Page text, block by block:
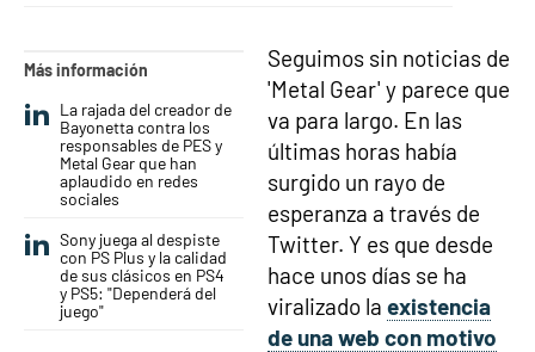
Más información
La rajada del creador de
Bayonetta contra los
responsables de PES y
Metal Gear que han
aplaudido en redes
sociales
Sony juega al despiste
con PS Plus y la calidad
de sus clásicos en PS4
y PS5: "Dependerá del
juego"
Seguimos sin noticias de
'Metal Gear' y parece que
va para largo. En las
últimas horas había
surgido un rayo de
esperanza a través de
Twitter. Y es que desde
hace unos días se ha
viralizado la existencia
de una web con motivo